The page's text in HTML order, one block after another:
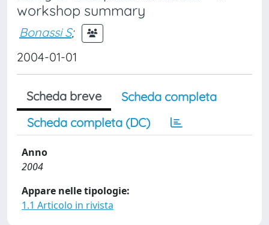
workshop summary
Bonassi S;
2004-01-01
Scheda breve
Scheda completa
Scheda completa (DC)
Anno
2004
Appare nelle tipologie:
1.1 Articolo in rivista